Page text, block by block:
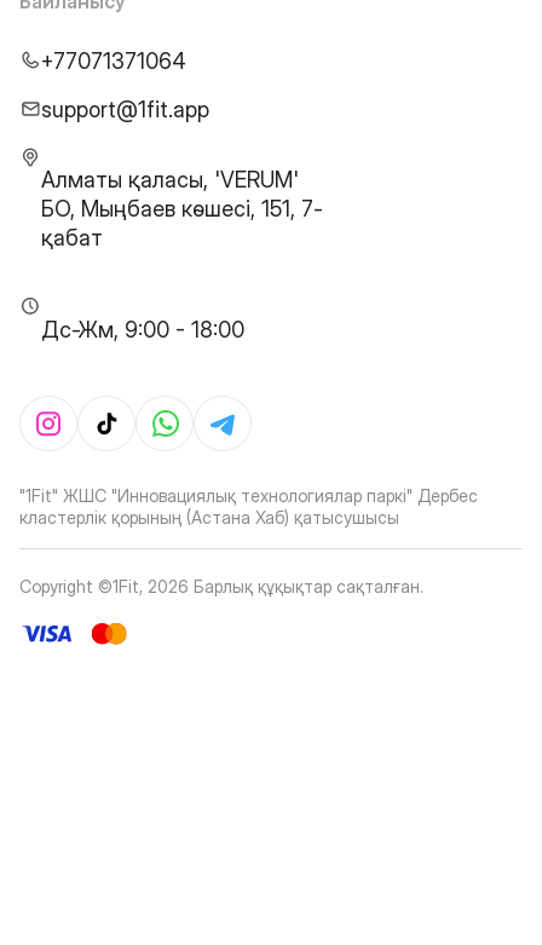
+77071371064
support@1fit.app
Алматы қаласы, 'VERUM'
БО, Мыңбаев көшесі, 151, 7-
қабат
Дс-Жм, 9:00 - 18:00
"1Fit" ЖШС "Инновациялық технологиялар паркі" Дербес
кластерлік қорының (Астана Хаб) қатысушысы
Copyright ©1Fit, 2026 Барлық құқықтар сақталған.